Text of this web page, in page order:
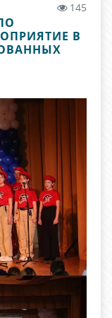
145
В